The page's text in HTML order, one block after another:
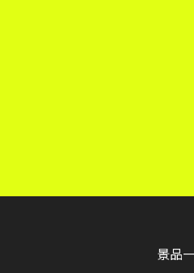
景品